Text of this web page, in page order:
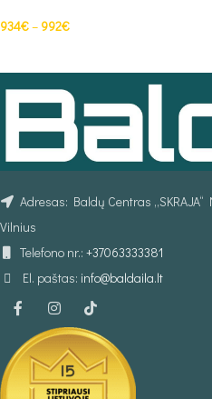
934€– 992€
Adresas: Baldų Centras
Vilnius
Telefono nr.: +37063333381
El. paštas: info@baldaila.lt